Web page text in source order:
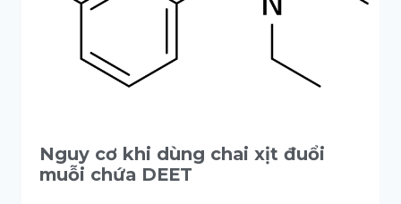
Nguy cơ khi dùng chai xịt đuổi
muỗi chứa DEET